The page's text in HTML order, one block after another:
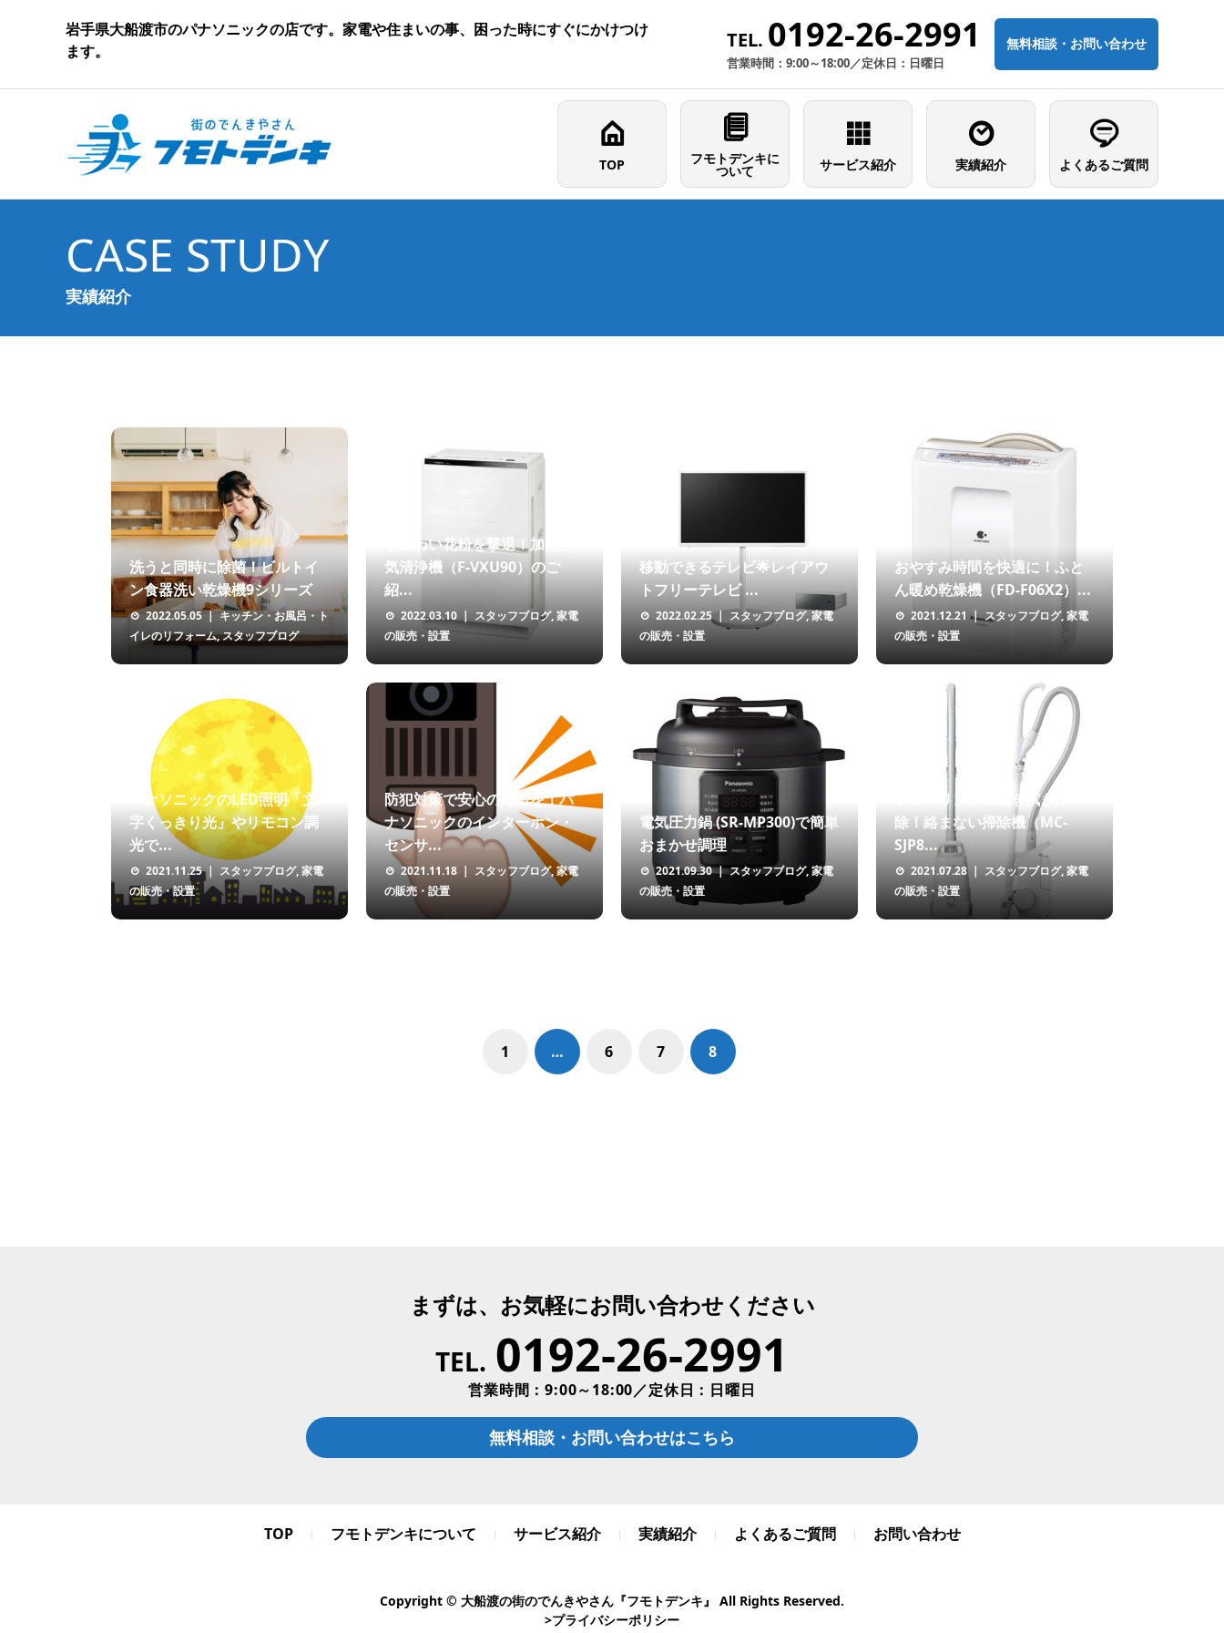
岩手県大船渡市のパナソニックの店です。家電や住まいの事、困った時にすぐにかけつけ
ます。
TEL. 0192-26-2991
営業時間：9:00～18:00／定休日：日曜日
無料相談・お問い合わせ
TOP フモトデンキに
ついて サービス紹介 実績紹介 よくあるご質問
CASE STUDY
実績紹介
洗うと同時に除菌！ビルトイ
ン食器洗い乾燥機9シリーズ
2022.05.05
キッチン・お風呂・ト
イレのリフォーム,スタッフブログ
手ごわい花粉を撃退！加湿空
気清浄機（F-VXU90）のご
紹...
2022.03.10 スタッフブログ,家電
の販売・設置
移動できるテレビ🌟レイアウ
トフリーテレビ ...
2022.02.25 スタッフブログ,家電
の販売・設置
おやすみ時間を快適に！ふと
ん暖め乾燥機（FD-F06X2）...
2021.12.21 スタッフブログ,家電
の販売・設置
パナソニックのLED照明「文
字くっきり光」やリモコン調
光で...
2021.11.25 スタッフブログ,家電
の販売・設置
防犯対策で安心の毎日を！パ
ナソニックのインターホン・
センサ...
2021.11.18 スタッフブログ,家電
の販売・設置
電気圧力鍋 (SR-MP300)で簡単
おまかせ調理
2021.09.30 スタッフブログ,家電
の販売・設置
フローリングの菌を拭き掃
除！絡まない掃除機（MC-
SJP8...
2021.07.28 スタッフブログ,家電
の販売・設置
1 … 6 7 8
まずは、お気軽にお問い合わせください
TEL. 0192-26-2991
営業時間：9:00～18:00／定休日：日曜日
無料相談・お問い合わせはこちら
TOP フモトデンキについて サービス紹介 実績紹介 よくあるご質問 お問い合わせ
Copyright © 大船渡の街のでんきやさん『フモトデンキ』 All Rights Reserved.
>プライバシーポリシー